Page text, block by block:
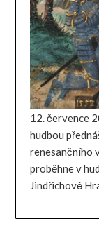
12. července
hudbou
renesančního
proběhne v
Jindřichově